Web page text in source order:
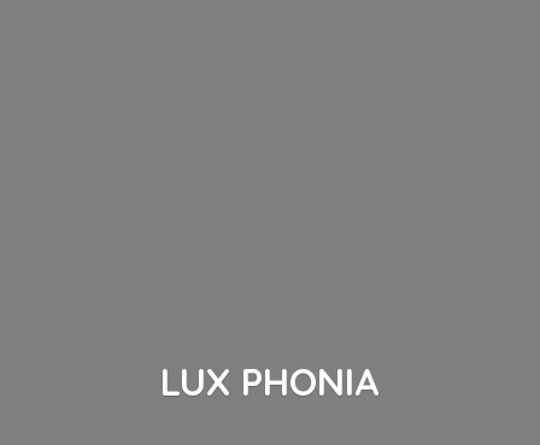
LUX PHONIA